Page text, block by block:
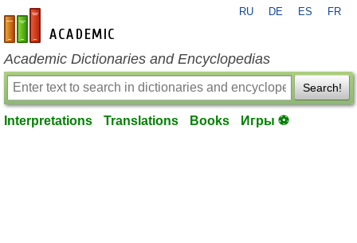
en-academic.com
RU DE ES FR
Academic Dictionaries and Encyclopedias
Search!
Interpretations Translations Books Игры ⚽